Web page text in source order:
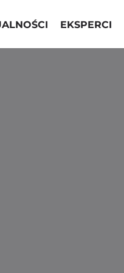
EKSPERCI